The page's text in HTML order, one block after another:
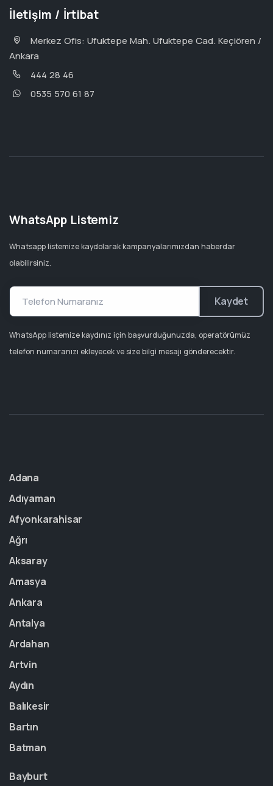
İletişim / İrtibat
Merkez Ofis: Ufuktepe Mah. Ufuktepe Cad. Keçiören /
Ankara
444 28 46
0535 570 61 87
WhatsApp Listemiz
Whatsapp listemize kaydolarak kampanyalarımızdan haberdar
olabilirsiniz.
Kaydet
WhatsApp listemize kaydınız için başvurduğunuzda, operatörümüz
telefon numaranızı ekleyecek ve size bilgi mesajı gönderecektir.
Adana
Adıyaman
Afyonkarahisar
Ağrı
Aksaray
Amasya
Ankara
Antalya
Ardahan
Artvin
Aydın
Balıkesir
Bartın
Batman
Bayburt